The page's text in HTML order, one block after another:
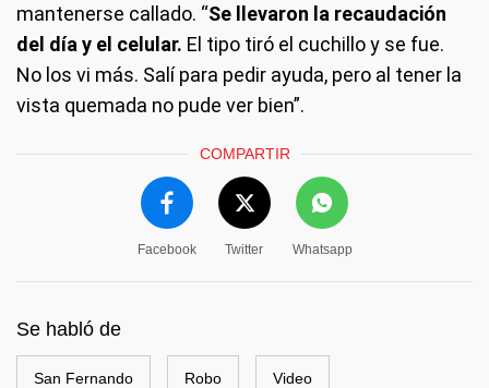
mantenerse callado. “Se llevaron la recaudación
del día y el celular. El tipo tiró el cuchillo y se fue.
No los vi más. Salí para pedir ayuda, pero al tener la
vista quemada no pude ver bien”.
COMPARTIR
Facebook Twitter Whatsapp
Se habló de
San Fernando Robo Video